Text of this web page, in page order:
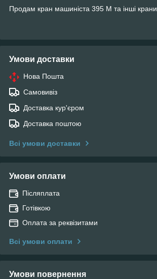
Продам кран машиніста 395 М та інші крани
Умови доставки
Нова Пошта
Самовивіз
Доставка кур'єром
Доставка поштою
Всі умови доставки
Умови оплати
Післяплата
Готівкою
Оплата за реквізитами
Всі умови оплати
Умови повернення